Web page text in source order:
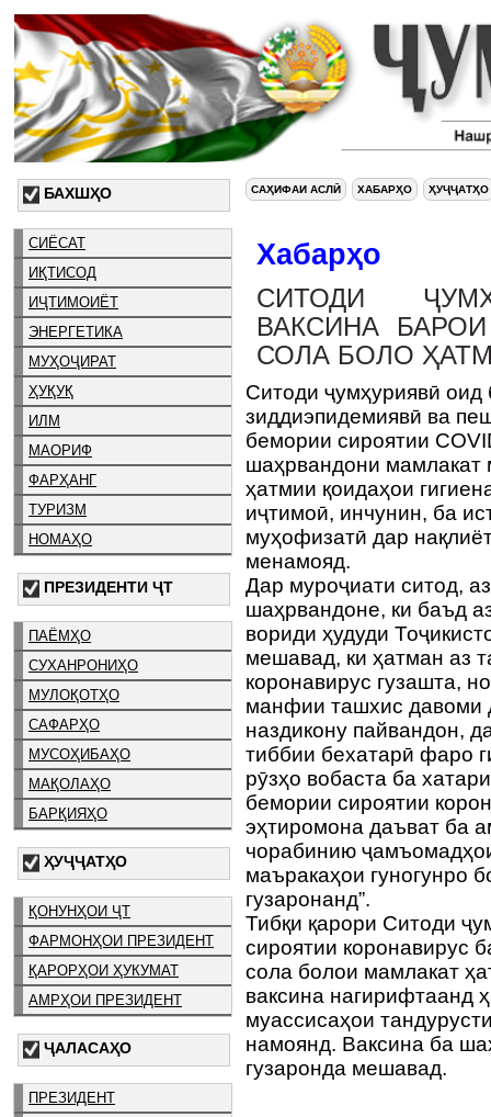
БАХШҲО
СИЁСАТ
ИҚТИСОД
ИҶТИМОИЁТ
ЭНЕРГЕТИКА
МУҲОҶИРАТ
ҲУҚУҚ
ИЛМ
МАОРИФ
ФАРҲАНГ
ТУРИЗМ
НОМАҲО
ПРЕЗИДЕНТИ ҶТ
ПАЁМҲО
СУХАНРОНИҲО
МУЛОҚОТҲО
САФАРҲО
МУСОҲИБАҲО
МАҚОЛАҲО
БАРҚИЯҲО
ҲУҶҶАТҲО
ҚОНУНҲОИ ҶТ
ФАРМОНҲОИ ПРЕЗИДЕНТ
ҚАРОРҲОИ ҲУКУМАТ
АМРҲОИ ПРЕЗИДЕНТ
ҶАЛАСАҲО
ПРЕЗИДЕНТ
САҲИФАИ АСЛӢ ХАБАРҲО ҲУҶҶАТҲО
Хабарҳо
СИТОДИ
ВАКСИНА
СОЛА БОЛО
Ситоди ҷумҳуриявӣ оид
зиддиэпидемиявӣ ва
бемории сироятии
шаҳрвандони мамлакат
ҳатмии қоидаҳои
иҷтимоӣ, инчунин, ба
муҳофизатӣ дар
менамояд.
Дар муроҷиати ситод,
шаҳрвандоне, ки баъд
вориди ҳудуди
мешавад, ки ҳатман аз
коронавирус гузашта,
манфии ташхис давоми
наздикону пайвандон,
тиббии бехатарӣ фаро
рӯзҳо вобаста ба
бемории сироятии
эҳтиромона даъват ба
чорабинию
маъракаҳои гуногунро
гузаронанд”.
Тибқи қарори Ситоди
сироятии коронавирус
сола болои мамлакат
ваксина нагирифтаанд
муассисаҳои
намоянд. Ваксина ба
гузаронда мешавад.